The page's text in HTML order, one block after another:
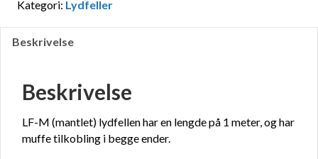
Kategori: Lydfeller
Beskrivelse
Beskrivelse
LF-M (mantlet) lydfellen har en lengde på 1 meter, og har
muffe tilkobling i begge ender.